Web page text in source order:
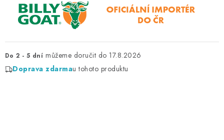
EXPEDICE ZBOŽÍ
REKLAMACE ZAKOUPENÉHO ZBOŽÍ
Do 2 - 5 dní
17.8.2026
Doprava zdarmau tohoto produktu